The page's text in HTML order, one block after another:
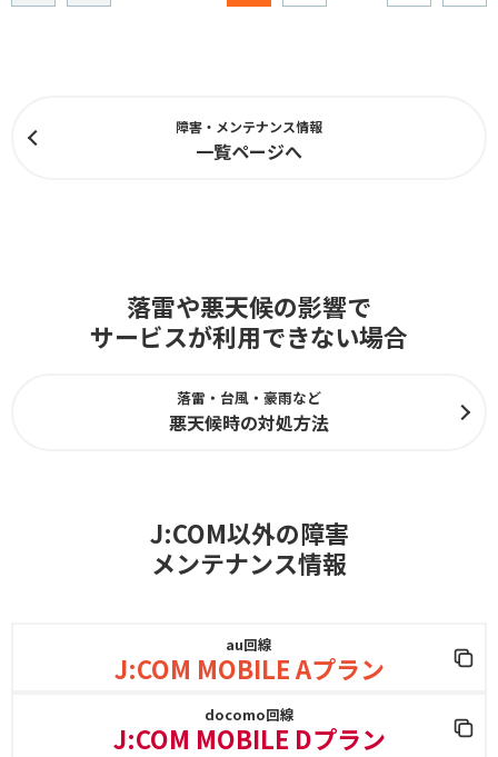
障害・メンテナンス情報
一覧ページへ
落雷や悪天候の影響で
サービスが利用できない場合
落雷・台風・豪雨など
悪天候時の対処方法
J:COM以外の障害
メンテナンス情報
au回線
J:COM MOBILE Aプラン
docomo回線
J:COM MOBILE Dプラン